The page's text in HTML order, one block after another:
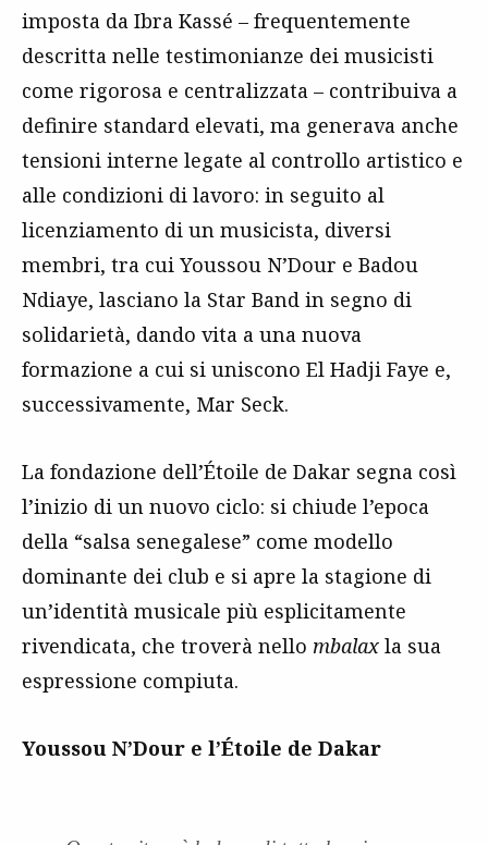
imposta da Ibra Kassé – frequentemente
descritta nelle testimonianze dei musicisti
come rigorosa e centralizzata – contribuiva a
definire standard elevati, ma generava anche
tensioni interne legate al controllo artistico e
alle condizioni di lavoro: in seguito al
licenziamento di un musicista, diversi
membri, tra cui Youssou N’Dour e Badou
Ndiaye, lasciano la Star Band in segno di
solidarietà, dando vita a una nuova
formazione a cui si uniscono El Hadji Faye e,
successivamente, Mar Seck.
La fondazione dell’Étoile de Dakar segna così
l’inizio di un nuovo ciclo: si chiude l’epoca
della “salsa senegalese” come modello
dominante dei club e si apre la stagione di
un’identità musicale più esplicitamente
rivendicata, che troverà nello mbalax la sua
espressione compiuta.
Youssou N’Dour e l’Étoile de Dakar